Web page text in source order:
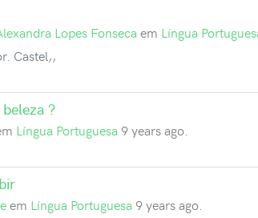
Lopes Fonsecaem Língua
Castel,,
?
Língua Portuguesa 9 years ago.
em Língua Portuguesa 9 years ago.